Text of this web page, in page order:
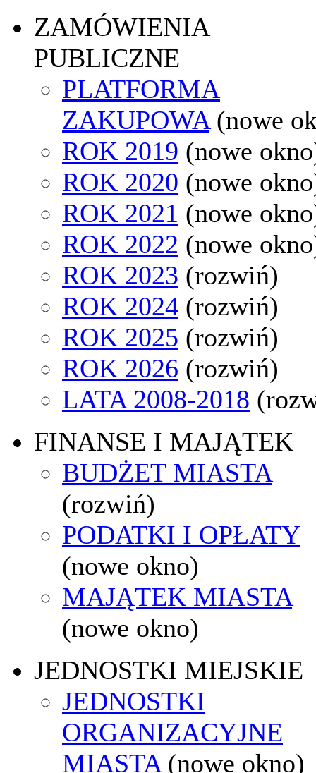
ZAMÓWIENIA
PUBLICZNE
PLATFORMA
ZAKUPOWA (nowe
ROK 2019 (nowe
ROK 2020 (nowe
ROK 2021 (nowe
ROK 2022 (nowe
ROK 2023 (rozwiń)
ROK 2024 (rozwiń)
ROK 2025 (rozwiń)
ROK 2026 (rozwiń)
LATA 2008-2018
FINANSE I MAJĄTEK
BUDŻET MIASTA
(rozwiń)
PODATKI I OPŁATY
(nowe okno)
MAJĄTEK MIASTA
(nowe okno)
JEDNOSTKI MIEJSKIE
JEDNOSTKI
ORGANIZACYJNE
MIASTA (nowe okno)